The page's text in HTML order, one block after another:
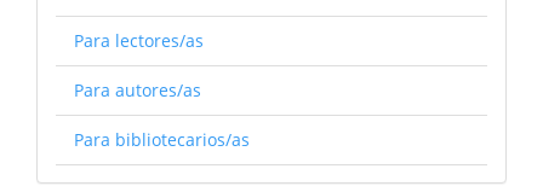
Para lectores/as
Para autores/as
Para bibliotecarios/as